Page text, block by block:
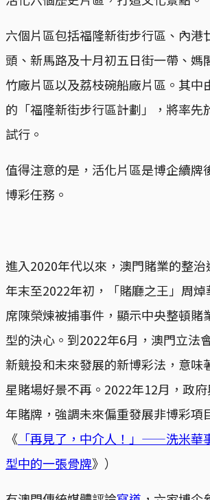
六個片區包括福隆新街步行區、內港
頭、新馬路及十月初五日街一帶、媽
竹廠片區以及荔枝碗船廠片區。其中
的「福隆新街步行區計劃」，將率先
試行。
值得注意的是，活化片區是博企續牌
博彩任務。
進入2020年代以來，澳門賭業的整
年末至2022年初，「賭廳之王」周焯
席陳榮煉被捕事件，顯示中央整頓賭
型的決心。到2022年6月，澳門立法
新競投和未來發展的新博彩法，意味
星賭場好景不再。2022年12月，政
年賭牌，強調未來偏重發展非博彩項
《 「再見了，中介人！」——洗米華
型中的一張骨牌》）